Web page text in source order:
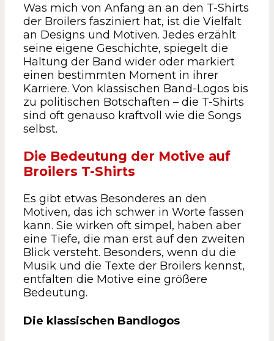
Was mich von Anfang an an den T-Shirts
der Broilers fasziniert hat, ist die Vielfalt
an Designs und Motiven. Jedes erzählt
seine eigene Geschichte, spiegelt die
Haltung der Band wider oder markiert
einen bestimmten Moment in ihrer
Karriere. Von klassischen Band-Logos bis
zu politischen Botschaften – die T-Shirts
sind oft genauso kraftvoll wie die Songs
selbst.
Die Bedeutung der Motive auf
Broilers T-Shirts
Es gibt etwas Besonderes an den
Motiven, das ich schwer in Worte fassen
kann. Sie wirken oft simpel, haben aber
eine Tiefe, die man erst auf den zweiten
Blick versteht. Besonders, wenn du die
Musik und die Texte der Broilers kennst,
entfalten die Motive eine größere
Bedeutung.
Die klassischen Bandlogos